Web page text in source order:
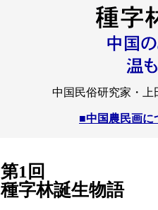
中国民俗研究家・上
■中国農民画に
第1回
種字林誕生物語